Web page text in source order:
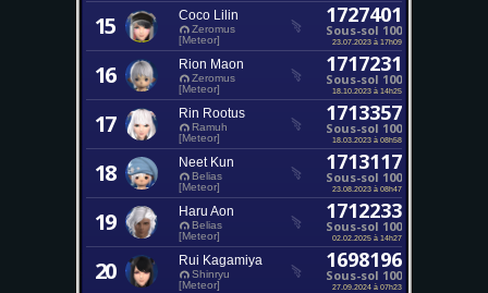
15 Coco Lilin
Zeromus
[Meteor]
1727401
Sous-sol 100
23.07.2023 à 17h09
16 Rion Maon
Zeromus
[Meteor]
1717231
Sous-sol 100
18.10.2023 à 14h25
17 Rin Rootus
Ramuh
[Meteor]
1713357
Sous-sol 100
18.03.2023 à 08h58
18 Neet Kun
Belias
[Meteor]
1713117
Sous-sol 100
23.08.2023 à 08h47
19 Haru Aon
Belias
[Meteor]
1712233
Sous-sol 100
02.02.2025 à 14h27
20 Rui Kagamiya
Shinryu
[Meteor]
1698196
Sous-sol 100
27.09.2024 à 07h23